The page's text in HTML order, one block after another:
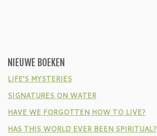
NIEUWE BOEKEN
LIFE’S MYSTERIES
SIGNATURES ON WATER
HAVE WE FORGOTTEN HOW TO LIVE?
HAS THIS WORLD EVER BEEN SPIRITUAL?